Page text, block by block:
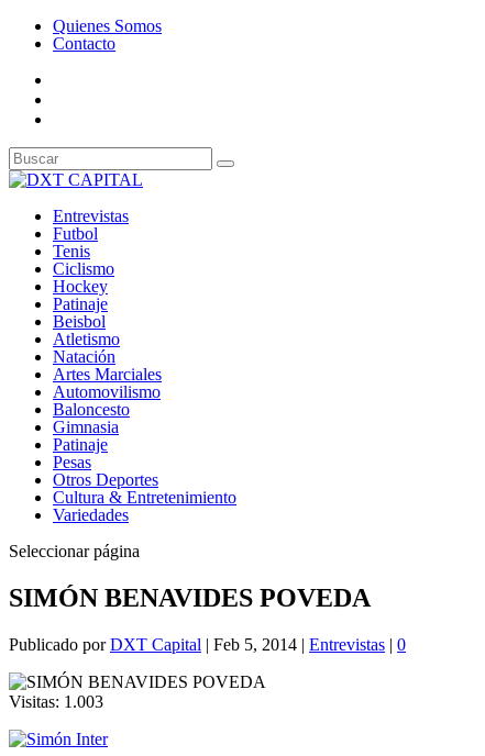
Quienes Somos
Contacto
Entrevistas
Futbol
Tenis
Ciclismo
Hockey
Patinaje
Beisbol
Atletismo
Natación
Artes Marciales
Automovilismo
Baloncesto
Gimnasia
Patinaje
Pesas
Otros Deportes
Cultura & Entretenimiento
Variedades
Seleccionar página
SIMÓN BENAVIDES POVEDA
Publicado porDXT Capital | Feb 5, 2014 | Entrevistas | 0
Visitas: 1.003